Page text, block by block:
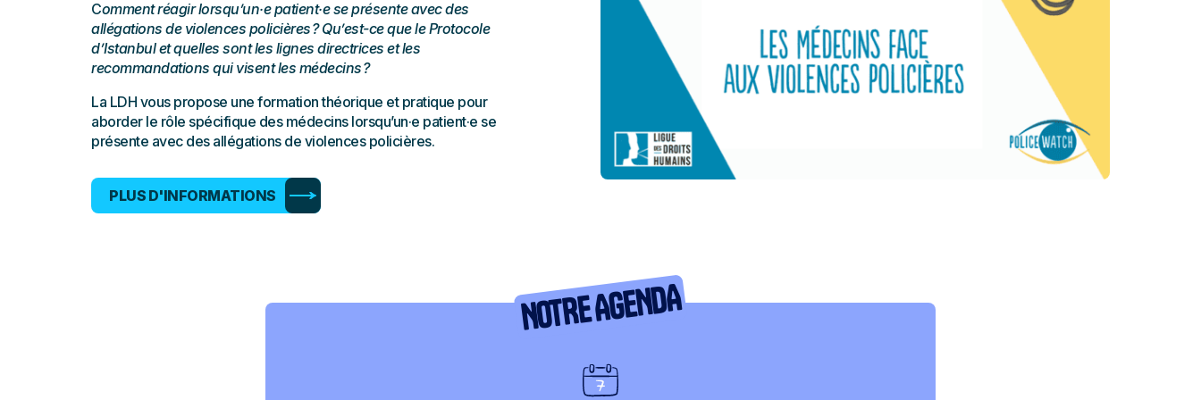
Comment réagir lorsqu’un·e patient·e se présente avec des
allégations de violences policières ? Qu’est-ce que le Protocole
d’Istanbul et quelles sont les lignes directrices et les
recommandations qui visent les médecins ?
La LDH vous propose une formation théorique et pratique pour
aborder le rôle spécifique des médecins lorsqu’un·e patient·e se
présente avec des allégations de violences policières.
PLUS D'INFORMATIONS
NOTRE AGENDA